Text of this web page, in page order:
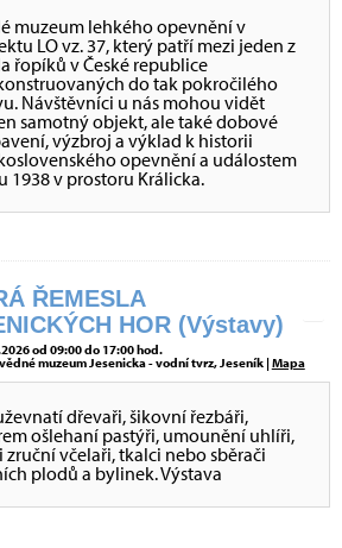
muzeum lehkého opevnění v
LO vz. 37, který patří mezi jeden z
řopíků v České republice
do tak pokročilého
Návštěvníci u nás mohou vidět
samotný objekt, ale také dobové
výzbroj a výklad k historii
opevnění a událostem
1938 v prostoru Králicka.
ŘEMESLA
HOR (Výstavy)
od 09:00 do 17:00 hod.
muzeum Jesenicka - vodní tvrz, Jeseník |Mapa
dřevaři, šikovní řezbáři,
ošlehaní pastýři, umounění uhlíři,
zruční včelaři, tkalci nebo sběrači
plodů a bylinek. Výstava